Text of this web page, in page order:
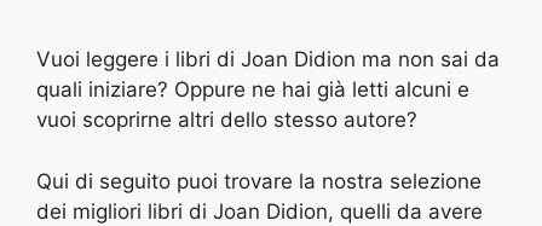
Vuoi leggere i libri di Joan Didion ma non sai da
quali iniziare? Oppure ne hai già letti alcuni e
vuoi scoprirne altri dello stesso autore?
Qui di seguito puoi trovare la nostra selezione
dei migliori libri di Joan Didion, quelli da avere